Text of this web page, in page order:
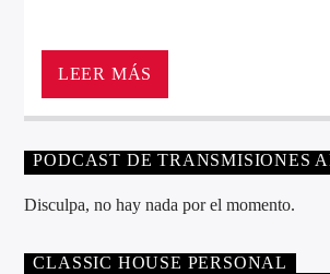
LEER MÁS
PODCAST DE TRANSMISIONES
Disculpa, no hay nada por el momento.
CLASSIC HOUSE PERSONAL